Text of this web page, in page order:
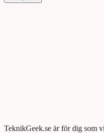
TeknikGeek.se är för dig som